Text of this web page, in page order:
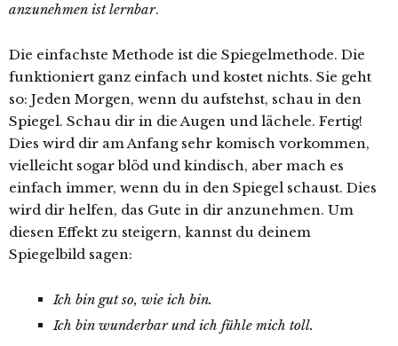
anzunehmen ist lernbar.
Die einfachste Methode ist die Spiegelmethode. Die
funktioniert ganz einfach und kostet nichts. Sie geht
so: Jeden Morgen, wenn du aufstehst, schau in den
Spiegel. Schau dir in die Augen und lächele. Fertig!
Dies wird dir am Anfang sehr komisch vorkommen,
vielleicht sogar blöd und kindisch, aber mach es
einfach immer, wenn du in den Spiegel schaust. Dies
wird dir helfen, das Gute in dir anzunehmen. Um
diesen Effekt zu steigern, kannst du deinem
Spiegelbild sagen:
Ich bin gut so, wie ich bin.
Ich bin wunderbar und ich fühle mich toll.